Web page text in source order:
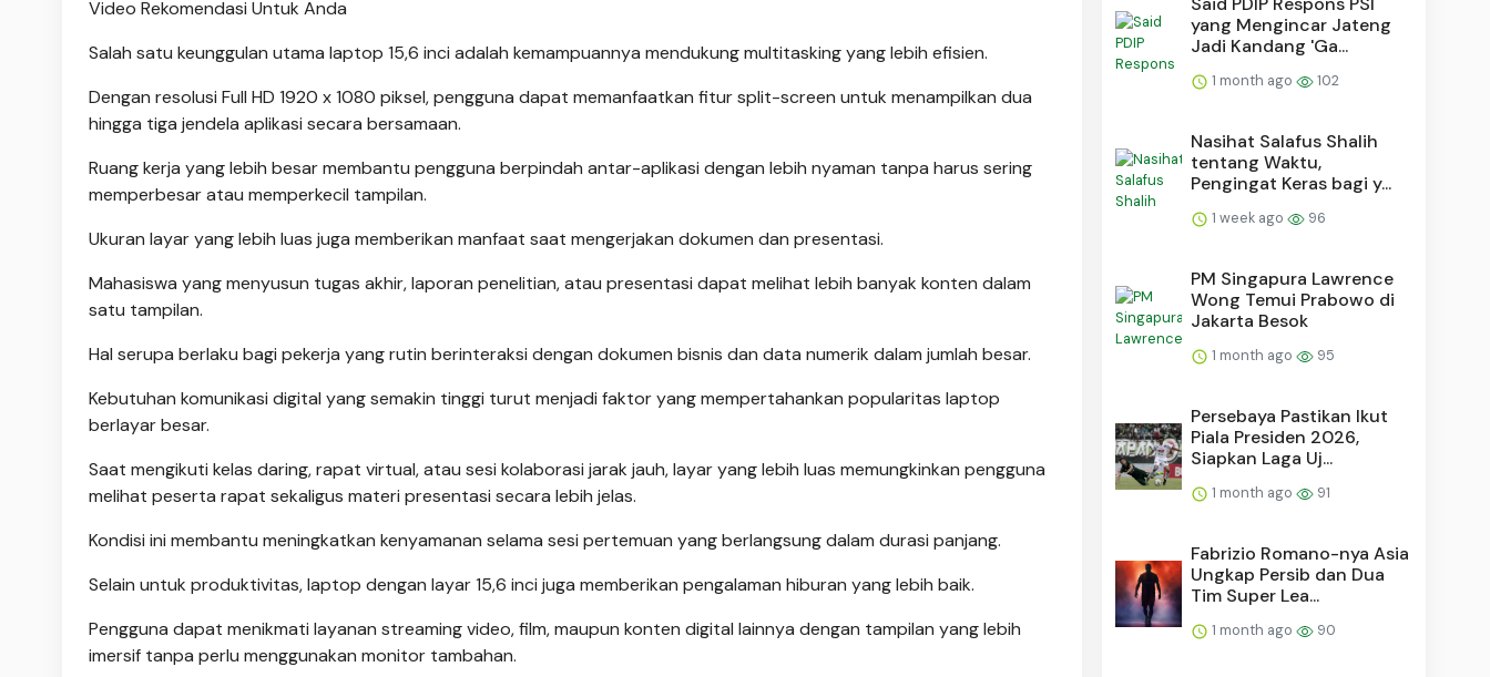
Video Rekomendasi Untuk Anda
Salah satu keunggulan utama laptop 15,6 inci adalah kemampuannya mendukung multitasking yang lebih efisien.
Dengan resolusi Full HD 1920 x 1080 piksel, pengguna dapat memanfaatkan fitur split-screen untuk menampilkan dua
hingga tiga jendela aplikasi secara bersamaan.
Ruang kerja yang lebih besar membantu pengguna berpindah antar-aplikasi dengan lebih nyaman tanpa harus sering
memperbesar atau memperkecil tampilan.
Ukuran layar yang lebih luas juga memberikan manfaat saat mengerjakan dokumen dan presentasi.
Mahasiswa yang menyusun tugas akhir, laporan penelitian, atau presentasi dapat melihat lebih banyak konten dalam
satu tampilan.
Hal serupa berlaku bagi pekerja yang rutin berinteraksi dengan dokumen bisnis dan data numerik dalam jumlah besar.
Kebutuhan komunikasi digital yang semakin tinggi turut menjadi faktor yang mempertahankan popularitas laptop
berlayar besar.
Saat mengikuti kelas daring, rapat virtual, atau sesi kolaborasi jarak jauh, layar yang lebih luas memungkinkan pengguna
melihat peserta rapat sekaligus materi presentasi secara lebih jelas.
Kondisi ini membantu meningkatkan kenyamanan selama sesi pertemuan yang berlangsung dalam durasi panjang.
Selain untuk produktivitas, laptop dengan layar 15,6 inci juga memberikan pengalaman hiburan yang lebih baik.
Pengguna dapat menikmati layanan streaming video, film, maupun konten digital lainnya dengan tampilan yang lebih
imersif tanpa perlu menggunakan monitor tambahan.
yang Mengincar Jateng
Jadi Kandang 'Ga...
1 month ago 102
Nasihat Salafus Shalih
tentang Waktu,
Pengingat Keras bagi y...
1 week ago 96
PM Singapura Lawrence
Wong Temui Prabowo di
Jakarta Besok
1 month ago 95
Persebaya Pastikan Ikut
Piala Presiden 2026,
Siapkan Laga Uj...
1 month ago 91
Fabrizio Romano-nya Asia
Ungkap Persib dan Dua
Tim Super Lea...
1 month ago 90